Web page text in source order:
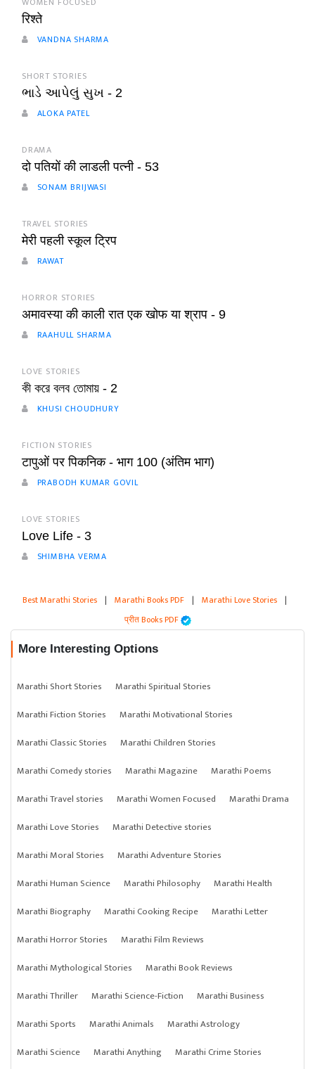
रिश्ते
VANDNA SHARMA
SHORT STORIES
ભાડે આપેલું સુખ - 2
ALOKA PATEL
DRAMA
दो पतियों की लाडली पत्नी - 53
SONAM BRIJWASI
TRAVEL STORIES
मेरी पहली स्कूल ट्रिप
RAWAT
HORROR STORIES
अमावस्या की काली रात एक खोफ या श्राप - 9
RAAHULL SHARMA
LOVE STORIES
কী করে বলব তোমায় - 2
KHUSI CHOUDHURY
FICTION STORIES
टापुओं पर पिकनिक - भाग 100 (अंतिम भाग)
PRABODH KUMAR GOVIL
LOVE STORIES
Love Life - 3
SHIMBHA VERMA
Best Marathi Stories | Marathi Books PDF | Marathi Love Stories |
प्रीत Books PDF
More Interesting Options
Marathi Short Stories
Marathi Spiritual Stories
Marathi Fiction Stories
Marathi Motivational Stories
Marathi Classic Stories
Marathi Children Stories
Marathi Comedy stories
Marathi Magazine
Marathi Poems
Marathi Travel stories
Marathi Women Focused
Marathi Drama
Marathi Love Stories
Marathi Detective stories
Marathi Moral Stories
Marathi Adventure Stories
Marathi Human Science
Marathi Philosophy
Marathi Health
Marathi Biography
Marathi Cooking Recipe
Marathi Letter
Marathi Horror Stories
Marathi Film Reviews
Marathi Mythological Stories
Marathi Book Reviews
Marathi Thriller
Marathi Science-Fiction
Marathi Business
Marathi Sports
Marathi Animals
Marathi Astrology
Marathi Science
Marathi Anything Marathi Crime Stories